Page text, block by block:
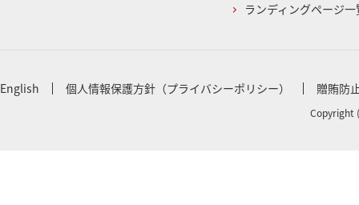
ランディングページ一
English 個人情報保護方針（プライバシーポリシー） 贈賄防
Copyright